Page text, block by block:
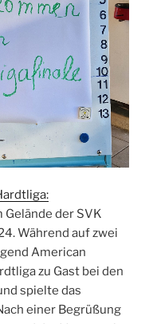
Gelände der SVK
Während auf zwei
American
zu Gast bei den
spielte das
einer Begrüßung